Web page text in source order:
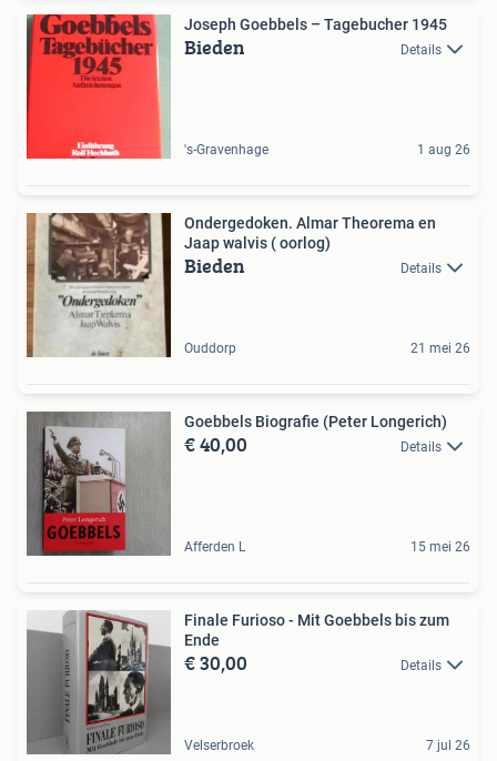
Joseph Goebbels – Tagebucher 1945
Bieden Details
's-Gravenhage 1 aug 26
Ondergedoken. Almar Theorema en
Jaap walvis ( oorlog)
Bieden Details
Ouddorp 21 mei 26
Goebbels Biografie (Peter Longerich)
€ 40,00 Details
Afferden L 15 mei 26
Finale Furioso - Mit Goebbels bis zum
Ende
€ 30,00 Details
Velserbroek 7 jul 26